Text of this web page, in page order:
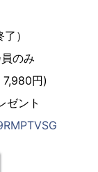
）
のみ
円)
ント